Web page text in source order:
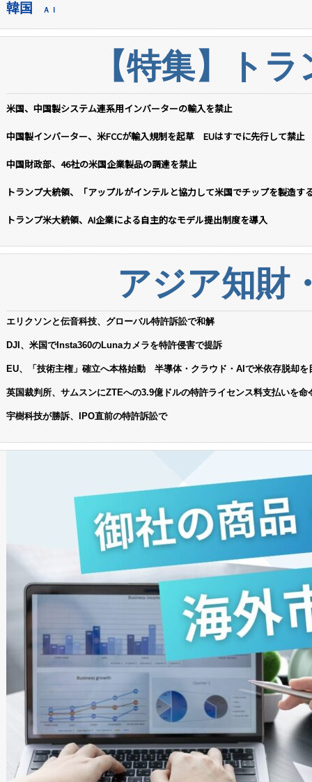
韓国 ＡＩ
【特集】ト
米国、中国製システム連系用インバーターの輸入を禁止
中国製インバーター、米FCCが輸入規制を起草 EUはすでに先行して禁止
中国財政部、46社の米国企業製品の調達を禁止
トランプ大統領、「アップルがインテルと協力して米国でチップを製造す
トランプ米大統領、AI企業による自主的なモデル提出制度を導入
アジア知財
エリクソンと伝音科技、グローバル特許訴訟で和解
DJI、米国でInsta360のLunaカメラを特許侵害で提訴
EU、「技術主権」確立へ本格始動 半導体・クラウド・AIで米依存脱却を
英国裁判所、サムスンにZTEへの3.9億ドルの特許ライセンス料支払いを命
宇樹科技が勝訴、IPO直前の特許訴訟で